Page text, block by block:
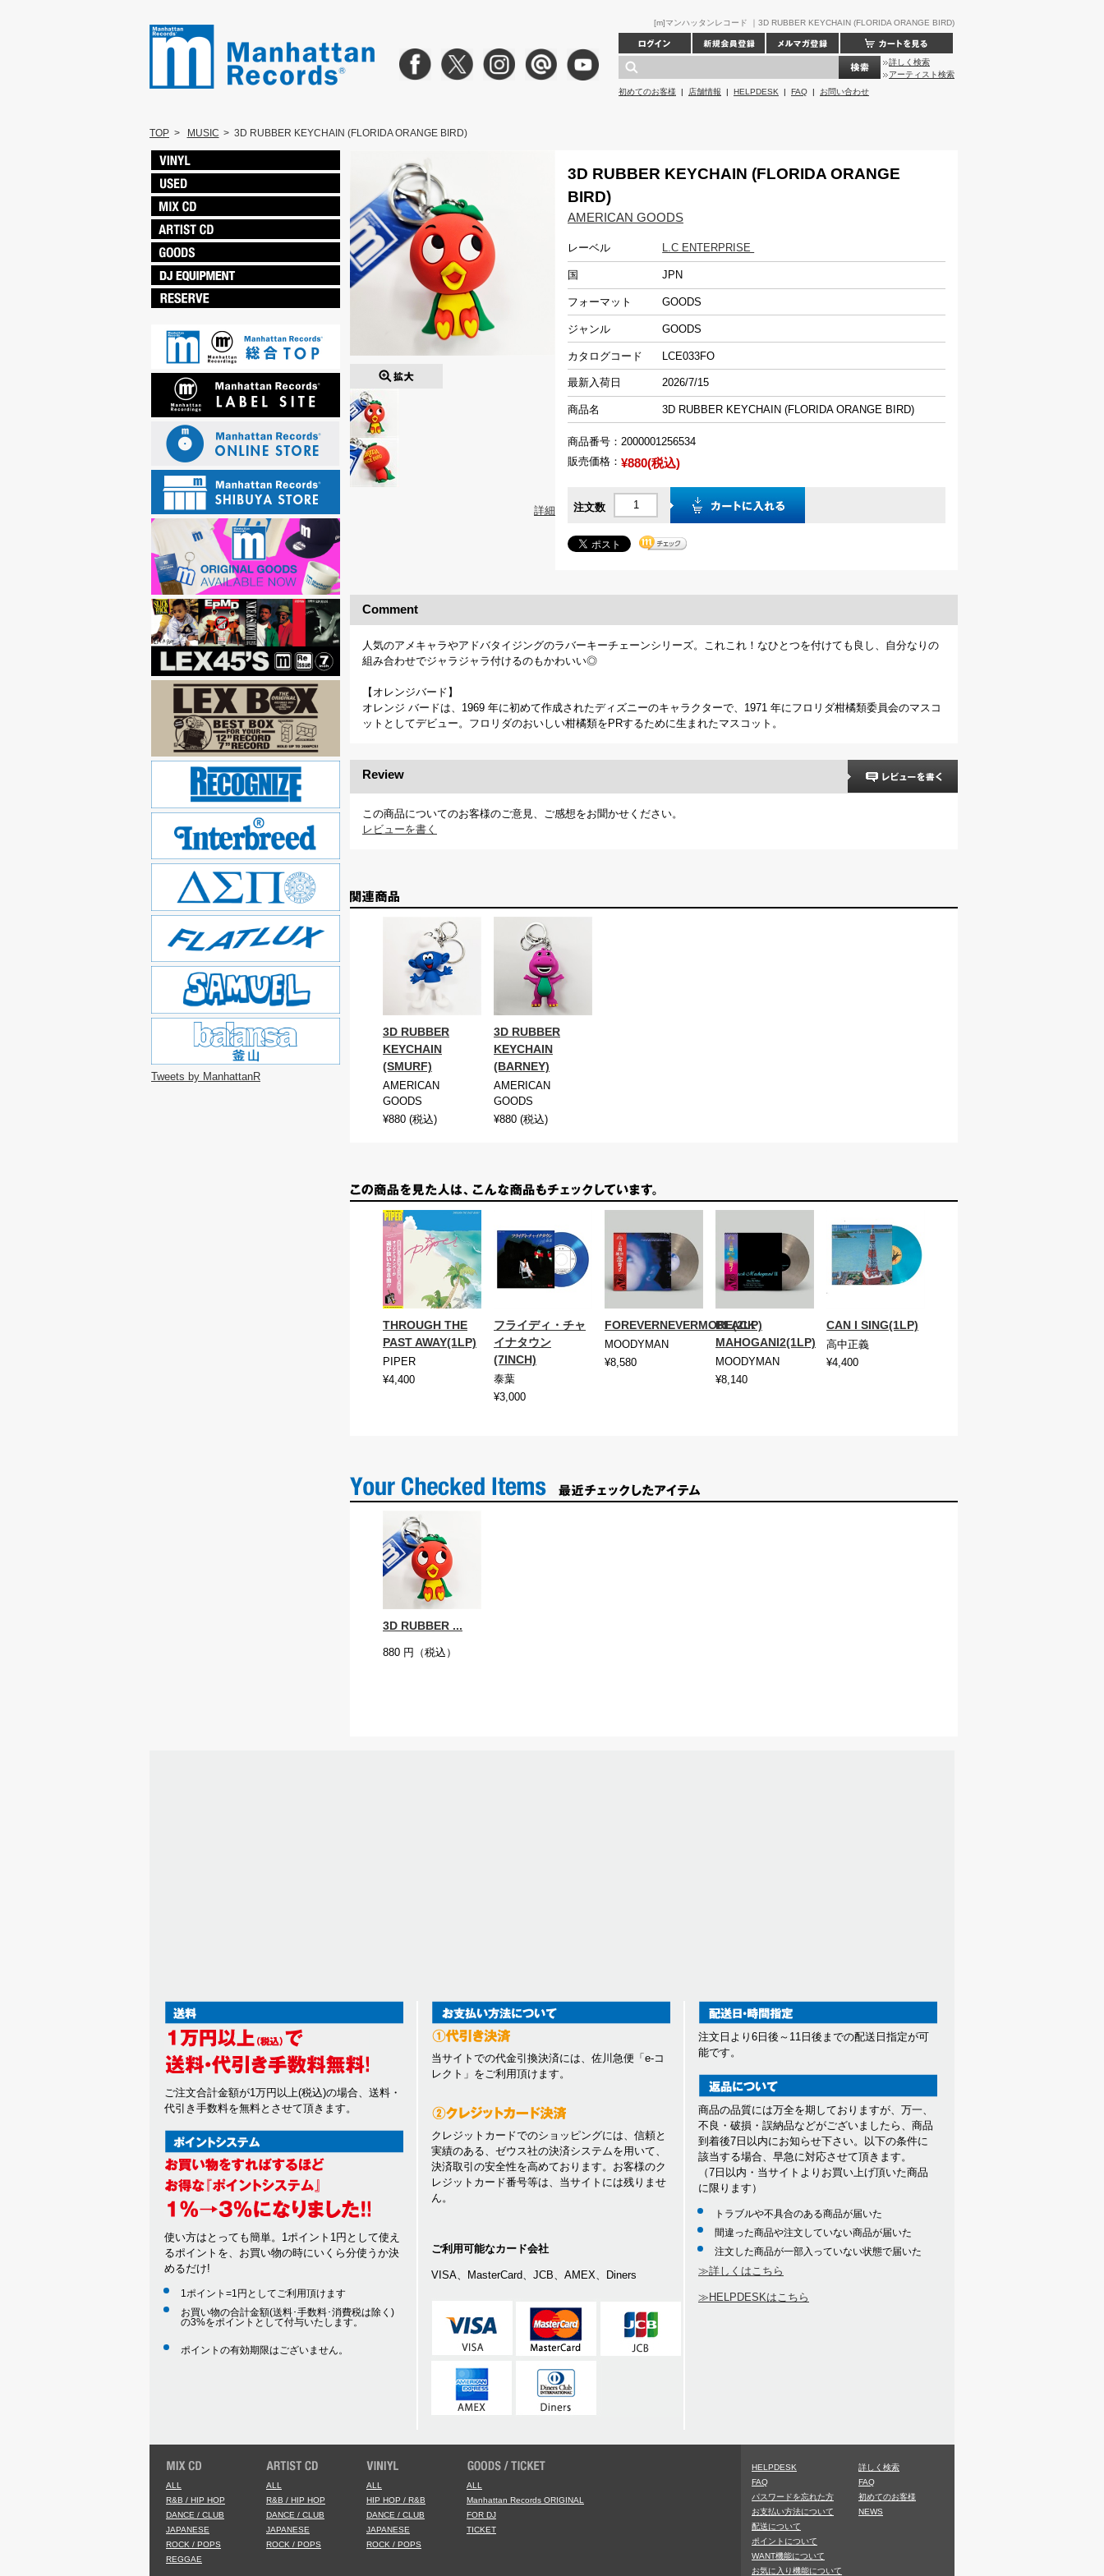
[m]マンハッタンレコード ｜3D RUBBER KEYCHAIN (FLORIDA ORANGE BIRD)
詳しく検索
アーティスト検索
初めてのお客様 | 店舗情報 | HELPDESK | FAQ | お問い合わせ
TOP > MUSIC > 3D RUBBER KEYCHAIN (FLORIDA ORANGE BIRD)
Tweets by ManhattanR
3D RUBBER KEYCHAIN (FLORIDA ORANGE
BIRD)
AMERICAN GOODS
レーベル L.C ENTERPRISE
国 JPN
フォーマット GOODS
ジャンル GOODS
カタログコード LCE033FO
最新入荷日 2026/7/15
商品名 3D RUBBER KEYCHAIN (FLORIDA ORANGE BIRD)
商品番号： 2000001256534
販売価格： ¥880(税込)
注文数
詳細
Comment
人気のアメキャラやアドバタイジングのラバーキーチェーンシリーズ。これこれ！なひとつを付けても良し、自分なりの
組み合わせでジャラジャラ付けるのもかわいい◎
【オレンジバード】
オレンジ バードは、1969 年に初めて作成されたディズニーのキャラクターで、1971 年にフロリダ柑橘類委員会のマスコ
ットとしてデビュー。フロリダのおいしい柑橘類をPRするために生まれたマスコット。
Review
この商品についてのお客様のご意見、ご感想をお聞かせください。
レビューを書く
3D RUBBER
KEYCHAIN
(SMURF)
AMERICAN
GOODS
¥880 (税込)
3D RUBBER
KEYCHAIN
(BARNEY)
AMERICAN
GOODS
¥880 (税込)
THROUGH THE
PAST AWAY(1LP)
PIPER
¥4,400
フライディ・チャ
イナタウン
(7INCH)
泰葉
¥3,000
FOREVERNEVERMORE(2LP)
MOODYMAN
¥8,580
BLACK
MAHOGANI2(1LP)
MOODYMAN
¥8,140
CAN I SING(1LP)
高中正義
¥4,400
3D RUBBER ...
880 円（税込）
ご注文合計金額が1万円以上(税込)の場合、送料・
代引き手数料を無料とさせて頂きます。
使い方はとっても簡単。1ポイント1円として使え
るポイントを、お買い物の時にいくら分使うか決
めるだけ!
1ポイント=1円としてご利用頂けます
お買い物の合計金額(送料･手数料･消費税は除く)
の3%をポイントとして付与いたします。
ポイントの有効期限はございません。
当サイトでの代金引換決済には、佐川急便「e-コ
レクト」をご利用頂けます。
クレジットカードでのショッピングには、信頼と
実績のある、ゼウス社の決済システムを用いて、
決済取引の安全性を高めております。お客様のク
レジットカード番号等は、当サイトには残りませ
ん。
ご利用可能なカード会社
VISA、MasterCard、JCB、AMEX、Diners
注文日より6日後～11日後までの配送日指定が可
能です。
商品の品質には万全を期しておりますが、万一、
不良・破損・誤納品などがございましたら、商品
到着後7日以内にお知らせ下さい。以下の条件に
該当する場合、早急に対応させて頂きます。
（7日以内・当サイトよりお買い上げ頂いた商品
に限ります）
トラブルや不具合のある商品が届いた
間違った商品や注文していない商品が届いた
注文した商品が一部入っていない状態で届いた
≫詳しくはこちら
≫HELPDESKはこちら
ALL
R&B / HIP HOP
DANCE / CLUB
JAPANESE
ROCK / POPS
REGGAE
ALL
R&B / HIP HOP
DANCE / CLUB
JAPANESE
ROCK / POPS
ALL
HIP HOP / R&B
DANCE / CLUB
JAPANESE
ROCK / POPS
ALL
Manhattan Records ORIGINAL
FOR DJ
TICKET
HELPDESK
FAQ
パスワードを忘れた方
お支払い方法について
配送について
ポイントについて
WANT機能について
お気に入り機能について
詳しく検索
FAQ
初めてのお客様
NEWS